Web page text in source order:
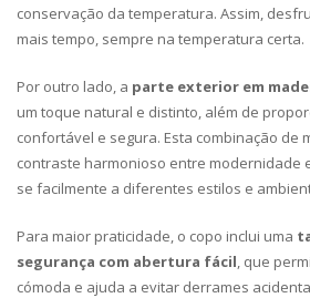
conservação da temperatura. Assim,
mais tempo, sempre na temperatura certa.
Por outro lado, a parte exterior em
um toque natural e distinto, além de
confortável e segura. Esta combinação de
contraste harmonioso entre modernidade
se facilmente a diferentes estilos e
Para maior praticidade, o copo inclui uma
segurança com abertura fácil, que
cómoda e ajuda a evitar derrames